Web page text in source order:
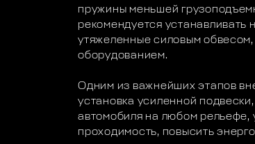
пружины меньшей
рекомендуется устанавливать
утяжеленные силовым
оборудованием.
Одним из важнейших этапов
установка усиленной
автомобиля на любом рельефе,
проходимость, повысить